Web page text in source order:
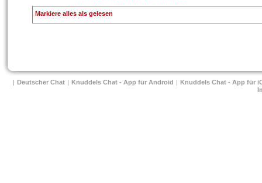
Markiere alles als gelesen
| Deutscher Chat | Knuddels Chat - App für Android | Knuddels Chat - App für